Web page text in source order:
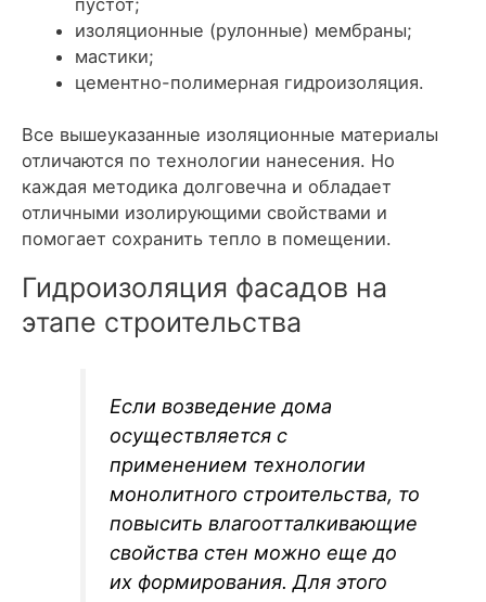
изоляционные (рулонные) мембраны;
мастики;
цементно-полимерная гидроизоляция.
Все вышеуказанные изоляционные материалы
отличаются по технологии нанесения. Но
каждая методика долговечна и обладает
отличными изолирующими свойствами и
помогает сохранить тепло в помещении.
Гидроизоляция фасадов на
этапе строительства
Если возведение дома
осуществляется с
применением технологии
монолитного строительства, то
повысить влагоотталкивающие
свойства стен можно еще до
их формирования. Для этого